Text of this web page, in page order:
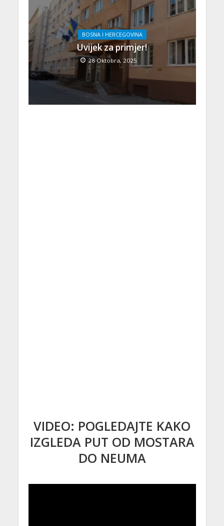
BOSNA I HERCEGOVINA
Uvijek za primjer!
28 Oktobra, 2025
VIDEO: POGLEDAJTE KAKO
IZGLEDA PUT OD MOSTARA
DO NEUMA